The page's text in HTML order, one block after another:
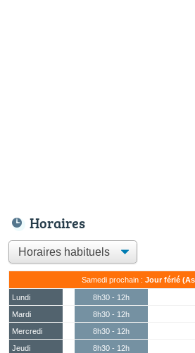
Horaires
Samedi prochain : Jour férié
Lundi 8h30 - 12h
Mardi
8h30 - 12h
Mercredi
8h30 - 12h
Jeudi
8h30 - 12h